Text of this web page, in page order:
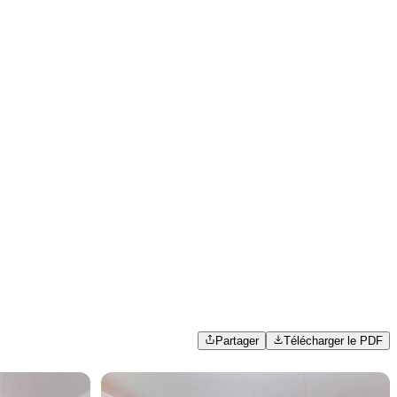
Partager Télécharger le PDF